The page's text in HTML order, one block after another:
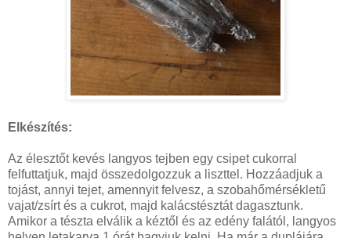
Elkészítés:
Az élesztőt kevés langyos tejben egy csipet cukorral
felfuttatjuk, majd összedolgozzuk a liszttel. Hozzáadjuk a
tojást, annyi tejet, amennyit felvesz, a szobahőmérsékletű
vajat/zsírt és a cukrot, majd kalácstésztát dagasztunk.
Amikor a tészta elválik a kéztől és az edény falától, langyos